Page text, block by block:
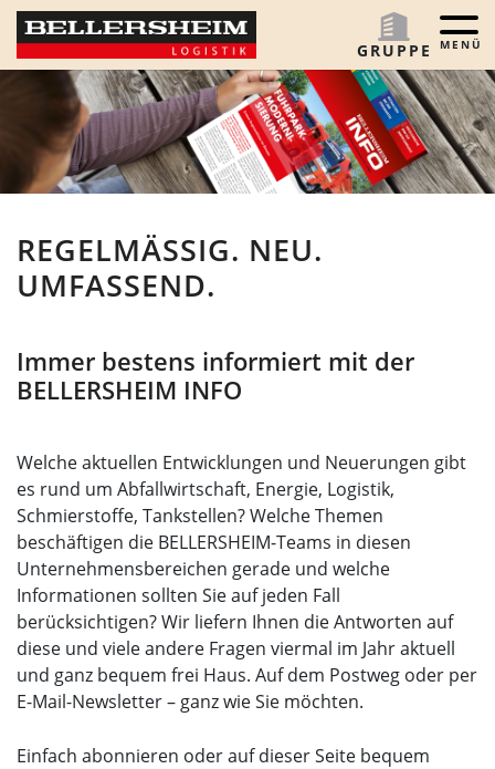
REGELMÄSSIG. NEU.
UMFASSEND.
Immer bestens informiert mit der
BELLERSHEIM INFO
Welche aktuellen Entwicklungen und Neuerungen gibt
es rund um Abfallwirtschaft, Energie, Logistik,
Schmierstoffe, Tankstellen? Welche Themen
beschäftigen die BELLERSHEIM-Teams in diesen
Unternehmensbereichen gerade und welche
Informationen sollten Sie auf jeden Fall
berücksichtigen? Wir liefern Ihnen die Antworten auf
diese und viele andere Fragen viermal im Jahr aktuell
und ganz bequem frei Haus. Auf dem Postweg oder per
E-Mail-Newsletter – ganz wie Sie möchten.
Einfach abonnieren oder auf dieser Seite bequem
GRUPPE
Menü